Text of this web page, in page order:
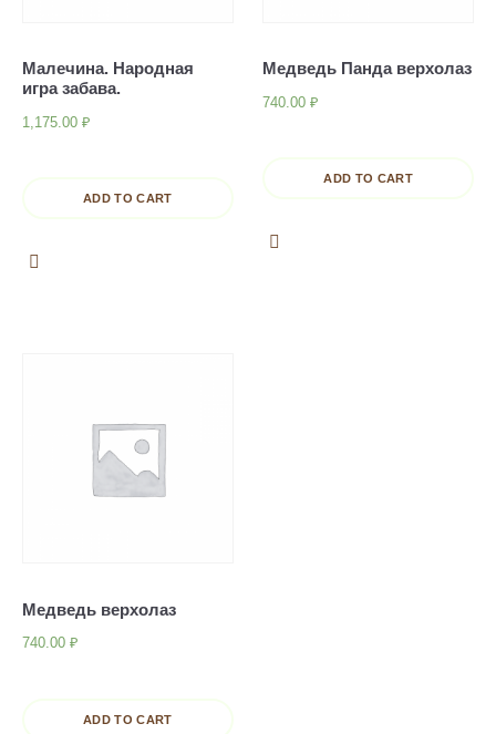
Малечина. Народная
игра забава.
1,175.00 ₽
ADD TO CART
Медведь Панда верхолаз
740.00₽
ADD TO CART
Медведь верхолаз
740.00 ₽
ADD TO CART